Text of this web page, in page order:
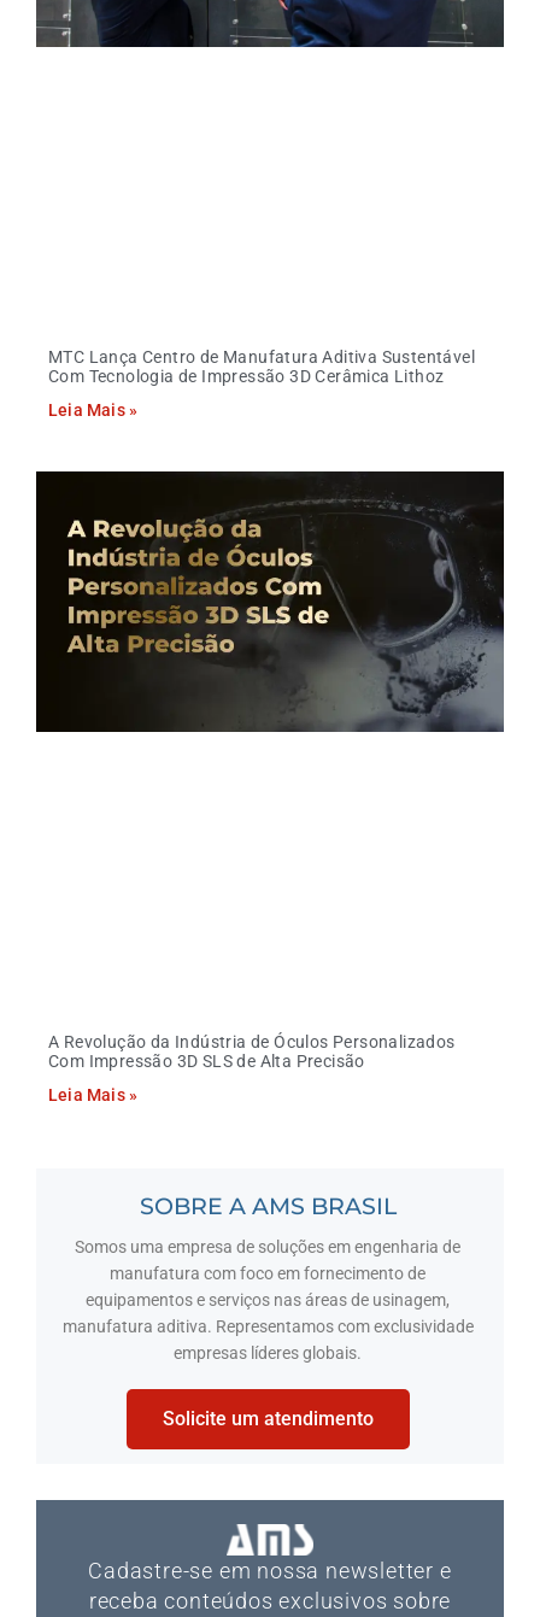
MTC Lança Centro de Manufatura Aditiva Sustentável
Com Tecnologia de Impressão 3D Cerâmica Lithoz
Leia Mais »
A Revolução da Indústria de Óculos Personalizados
Com Impressão 3D SLS de Alta Precisão
Leia Mais »
SOBRE A AMS BRASIL
Somos uma empresa de soluções em engenharia de
manufatura com foco em fornecimento de
equipamentos e serviços nas áreas de usinagem,
manufatura aditiva. Representamos com exclusividade
empresas líderes globais.
Solicite um atendimento
Cadastre-se em nossa newsletter e
receba conteúdos exclusivos sobre